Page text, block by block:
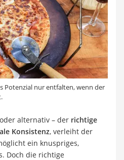
Potenzial nur entfalten, wenn der
alternativ – der richtige
Konsistenz, verleiht der
ein knuspriges,
Doch die richtige